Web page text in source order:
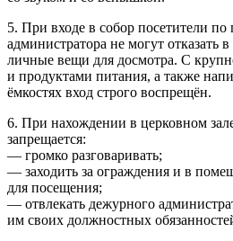
5. При входе в собор посетители по
администратора не могут отказать
личные вещи для досмотра. С
и продуктами питания, а также
ёмкостях вход строго воспрещён.
6. При нахождении в церковном
запрещается:
— громко разговаривать;
— заходить за ограждения и в
для посещения;
— отвлекать дежурного
им своих должностных